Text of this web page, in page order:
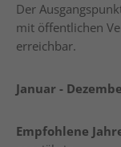
Der
mit öffentlichen
erreichbar.
Januar -
Empfohlene